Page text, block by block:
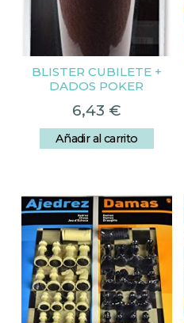
BLISTER CUBILETE +
DADOS POKER
6,43 €
Añadir al carrito